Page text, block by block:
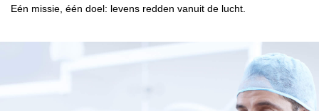
Eén missie, één doel: levens redden vanuit de lucht.